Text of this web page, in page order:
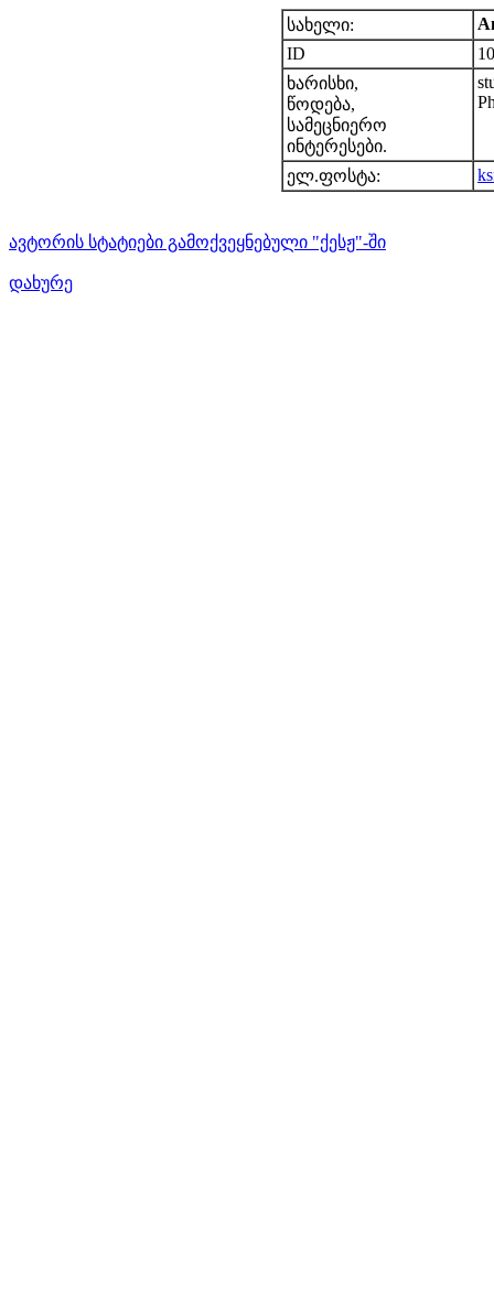
სახელი:
ID
ხარისხი,
წოდება,
სამეცნიერო
ინტერესები.
ელ.ფოსტა:
ავტორის სტატიები გამოქვეყნებული "ქესჟ"-ში
დახურე